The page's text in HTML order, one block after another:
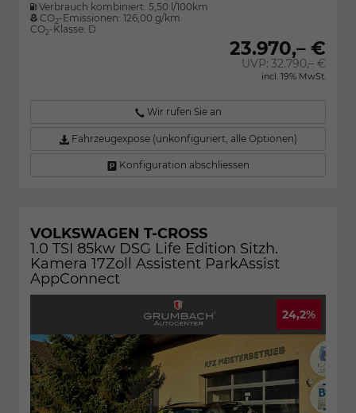
Verbrauch kombiniert: 5,50 l/100km
CO2-Emissionen: 126,00 g/km
CO2-Klasse: D
23.970,– €
UVP:32.790,– €
incl. 19% MwSt.
Wir rufen Sie an
Fahrzeugexpose (unkonfiguriert, alle Optionen)
Konfiguration abschliessen
VOLKSWAGEN T-CROSS
1.0 TSI 85kw DSG Life Edition Sitzh.
Kamera 17Zoll Assistent ParkAssist
AppConnect
24,2%